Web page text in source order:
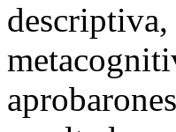
descriptiva,